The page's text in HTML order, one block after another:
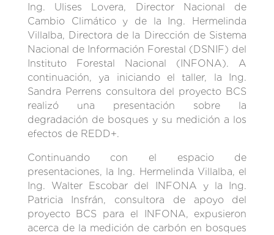
Ing. Ulises Lovera, Director Nacional de
Cambio Climático y de la Ing. Hermelinda
Villalba, Directora de la Dirección de Sistema
Nacional de Información Forestal (DSNIF) del
Instituto Forestal Nacional (INFONA). A
continuación, ya iniciando el taller, la Ing.
Sandra Perrens consultora del proyecto BCS
realizó una presentación sobre la
degradación de bosques y su medición a los
efectos de REDD+.
Continuando con el espacio de
presentaciones, la Ing. Hermelinda Villalba, el
Ing. Walter Escobar del INFONA y la Ing.
Patricia Insfrán, consultora de apoyo del
proyecto BCS para el INFONA, expusieron
acerca de la medición de carbón en bosques